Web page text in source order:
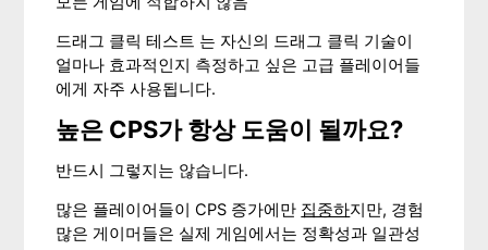
드래그 클릭 테스트 는 자신의 드래그 클릭 기술이
얼마나 효과적인지 측정하고 싶은 고급 플레이어들
에게 자주 사용됩니다.
높은 CPS가 항상 도움이 될까요?
반드시 그렇지는 않습니다.
많은 플레이어들이 CPS 증가에만 집중하지만, 경험
많은 게이머들은 실제 게임에서는 정확성과 일관성